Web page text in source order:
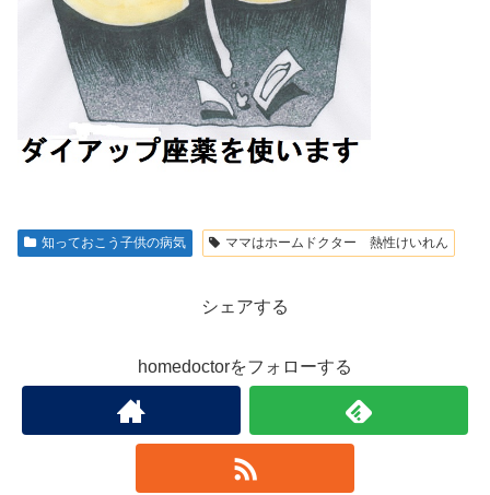
知っておこう子供の病気 ママはホームドクター 熱性けいれん
シェアする
homedoctorをフォローする